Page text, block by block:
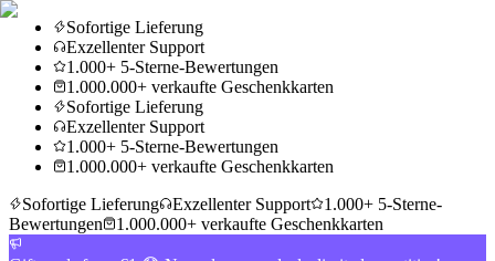
Sofortige Lieferung
Exzellenter Support
1.000+ 5-Sterne-Bewertungen
1.000.000+ verkaufte Geschenkkarten
Sofortige Lieferung
Exzellenter Support
1.000+ 5-Sterne-Bewertungen
1.000.000+ verkaufte Geschenkkarten
Sofortige Lieferung
Exzellenter Support
1.000+ 5-Sterne-
Bewertungen
1.000.000+ verkaufte Geschenkkarten